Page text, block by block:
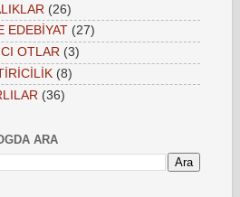
(26)
EDEBİYAT (27)
OTLAR (3)
(8)
(36)
ARA